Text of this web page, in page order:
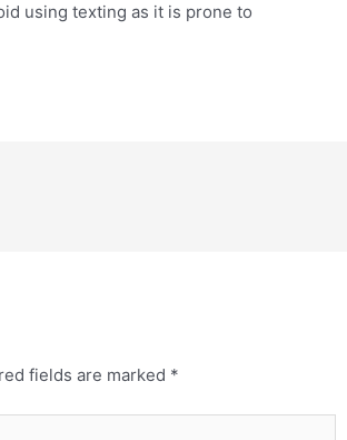
using texting as it is prone to
fields are marked *